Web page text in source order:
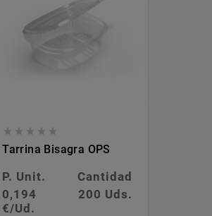
    
Tarrina Bisagra OPS
P. Unit.
Cantidad
0,194
€/Ud.
200 Uds.